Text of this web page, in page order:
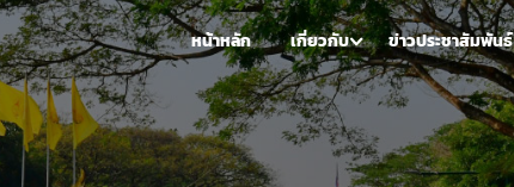
หน้าหลัก เกี่ยวกับ ข่าวประชาสัมพันธ์